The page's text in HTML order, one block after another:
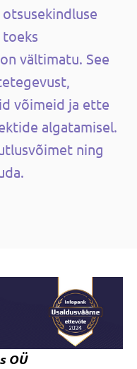
otsusekindluse
vältimatu. See
võimeid ja ette
algatamisel.
ning
OÜ